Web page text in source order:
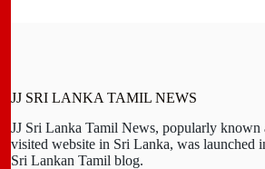
JJ SRI LANKA TAMIL NEWS
JJ Sri Lanka Tamil News, popularly known
visited website in Sri Lanka, was launched
Sri Lankan Tamil blog.